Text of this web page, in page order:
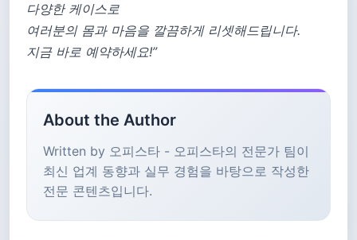
다양한 케이스로
여러분의 몸과 마음을 깔끔하게 리셋해드립니다.
지금 바로 예약하세요!”
About the Author
Written by 오피스타 - 오피스타의 전문가 팀이
최신 업계 동향과 실무 경험을 바탕으로 작성한
전문 콘텐츠입니다.